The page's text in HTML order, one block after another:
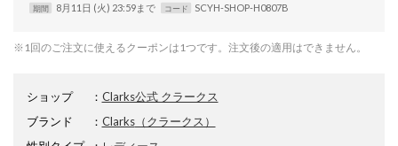
期間 8月11日 (火) 23:59まで コード SCYH-SHOP-H0807B
※1回のご注文に使えるクーポンは1つです。注文後の適用はできません。
ショップ ： Clarks公式 クラークス
ブランド
： Clarks（クラークス）